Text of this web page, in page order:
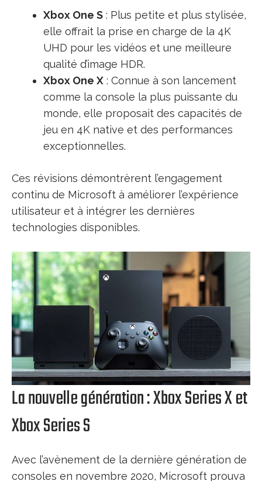
Xbox One S : Plus petite et plus stylisée,
elle offrait la prise en charge de la 4K
UHD pour les vidéos et une meilleure
qualité d’image HDR.
Xbox One X : Connue à son lancement
comme la console la plus puissante du
monde, elle proposait des capacités de
jeu en 4K native et des performances
exceptionnelles.
Ces révisions démontrèrent l’engagement
continu de Microsoft à améliorer l’expérience
utilisateur et à intégrer les dernières
technologies disponibles.
La nouvelle génération : Xbox Series X et
Xbox Series S
Avec l’avènement de la dernière génération de
consoles en novembre 2020, Microsoft prouva